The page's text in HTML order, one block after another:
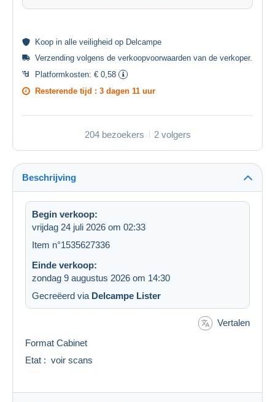
Koop in alle veiligheid op Delcampe
Verzending volgens de verkoopvoorwaarden van de verkoper.
Platformkosten: € 0,58
Resterende tijd : 3 dagen 11 uur
204 bezoekers 2 volgers
Beschrijving
Begin verkoop:
vrijdag 24 juli 2026 om 02:33
Item n°1535627336
Einde verkoop:
zondag 9 augustus 2026 om 14:30
Gecreëerd via Delcampe Lister
Vertalen
Format Cabinet
Etat : voir scans